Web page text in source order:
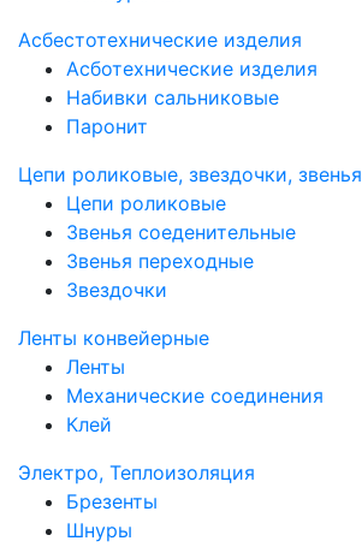
Асбестотехнические изделия
Асботехнические изделия
Набивки сальниковые
Паронит
Цепи роликовые, звездочки, звенья
Цепи роликовые
Звенья соеденительные
Звенья переходные
Звездочки
Ленты конвейерные
Ленты
Механические соединения
Клей
Электро, Теплоизоляция
Брезенты
Шнуры